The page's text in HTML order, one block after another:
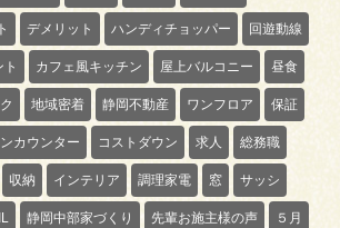
デメリット ハンディチョッパー 回遊動線
カフェ風キッチン 屋上バルコニー 昼食
地域密着 静岡不動産 ワンフロア 保証
カウンター コストダウン 求人 総務職
収納 インテリア 調理家電 窓 サッシ
静岡中部家づくり 先輩お施主様の声 ５月